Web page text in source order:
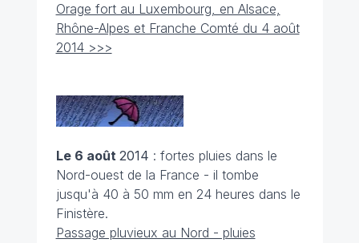
Orage fort au Luxembourg, en Alsace,
Rhône-Alpes et Franche Comté du 4 août
2014 >>>
Le 6 août 2014 : fortes pluies dans le
Nord-ouest de la France - il tombe
jusqu'à 40 à 50 mm en 24 heures dans le
Finistère.
Passage pluvieux au Nord - pluies